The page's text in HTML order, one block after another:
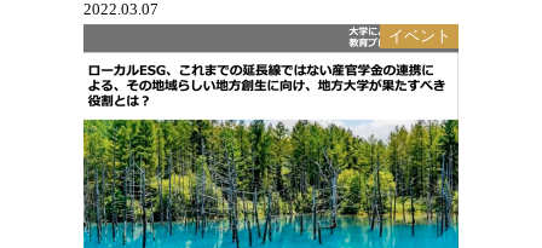
2022.03.07
イベント
令和３年度 全国シンポジウム（DAY1）
基調講演